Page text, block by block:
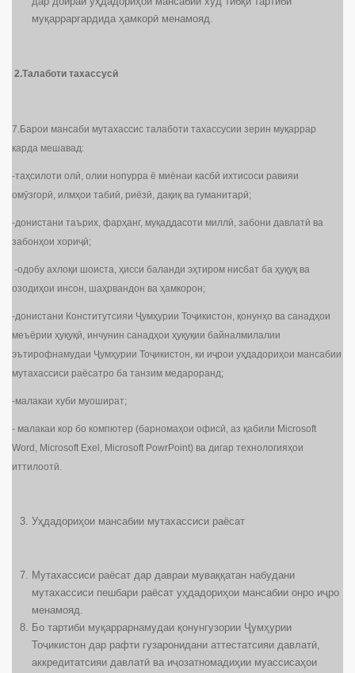
муқарраргардида ҳамкорӣ менамояд.
2.Талаботи тахассусӣ
7.Барои мансаби мутахассис талаботи тахассусии зерин муқаррар
карда мешавад:
-таҳсилоти олӣ, олии нопурра ё миёнаи касбӣ ихтисоси равияи
омӯзгорӣ, илмҳои табиӣ, риёзӣ, дақиқ ва гуманитарӣ;
-донистани таърих, фарҳанг, муқаддасоти миллӣ, забони давлатӣ ва
забонҳои хориҷӣ;
-одобу ахлоқи шоиста, ҳисси баланди эҳтиром нисбат ба ҳуқуқ ва
озодиҳои инсон, шаҳрвандон ва ҳамкорон;
-донистани Конститутсияи Ҷумҳурии Тоҷикистон, қонунҳо ва санадҳои
меъёрии ҳуқуқӣ, инчунин санадҳои ҳуқуқии байналмилалии
эътирофнамудаи Ҷумҳурии Тоҷикистон, ки иҷрои уҳдадориҳои мансабии
мутахассиси раёсатро ба танзим медароранд;
-малакаи хуби муошират;
- малакаи кор бо компютер (барномаҳои офисӣ, аз қабили Microsoft
Word, Microsoft Exel, Microsoft PowrPoint) ва дигар технологияҳои
иттилоотӣ.
Уҳдадориҳои мансабии мутахассиси раёсат
Мутахассиси раёсат дар давраи муваққатан набудани
мутахассиси пешбари раёсат уҳдадориҳои мансабии онро иҷро
менамояд.
Бо тартиби муқаррарнамудаи қонунгузории Ҷумҳурии
Тоҷикистон дар рафти гузаронидани аттестатсияи давлатӣ,
аккредитатсияи давлатӣ ва иҷозатномадиҳии муассисаҳои